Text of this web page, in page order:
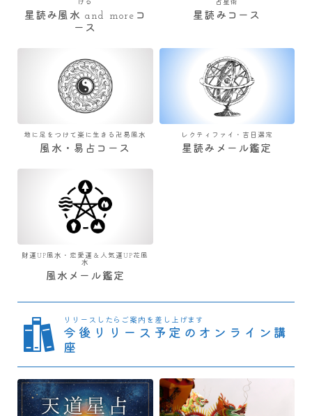
ける
星読み風水 and moreコ
ース
占星術
星読みコース
地に足をつけて楽に生きる卍易風水
風水・易占コース
レクティファイ・吉日選定
星読みメール鑑定
財運UP風水・恋愛運＆人気運UP花風
水
風水メール鑑定
リリースしたらご案内を差し上げます
今後リリース予定のオンライン講
座